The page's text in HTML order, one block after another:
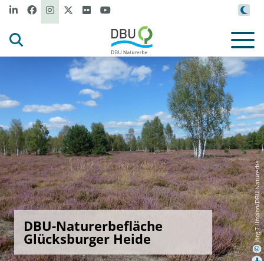
©
Jörg Tillmann/DBU Naturerbe
DBU-Naturerbefläche
Glücksburger Heide